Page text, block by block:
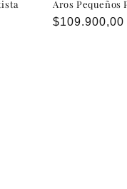
Aros Pequeños
Precio
$109.900,00